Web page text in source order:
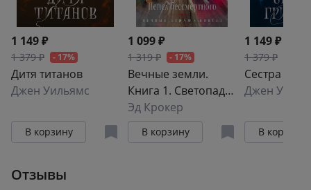
1 149 ₽
1 379 ₽ - 17%
Дитя титанов
Джен Уильямс
В корзину
1 099 ₽
1 319 ₽ - 17%
Вечные земли.
Книга 1. Светопад.
Пепел
бессмертного
Эд Крокер
В корзину
1 149 ₽
1 379 ₽
Сестра
Джен
В корзину
Отзывы